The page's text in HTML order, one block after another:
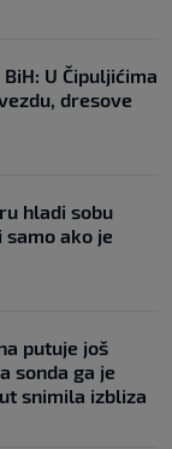
U Čipuljićima
dresove
hladi sobu
ako je
putuje još
sonda ga je
snimila izbliza